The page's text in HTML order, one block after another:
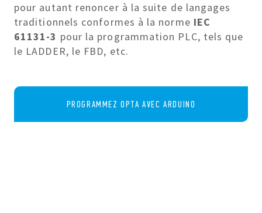
pour autant renoncer à la suite de langages
traditionnels conformes à la norme IEC
61131-3 pour la programmation PLC, tels que
le LADDER, le FBD, etc.
PROGRAMMEZ OPTA AVEC ARDUINO